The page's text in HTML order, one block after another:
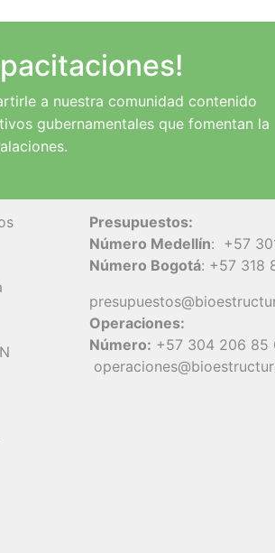
a nuestra comunidad contenido
gubernamentales que fomentan la
Presupuestos:
Número Medellín: +57
Número Bogotá: +57 318
Operaciones:
Número: +57 304 206 85